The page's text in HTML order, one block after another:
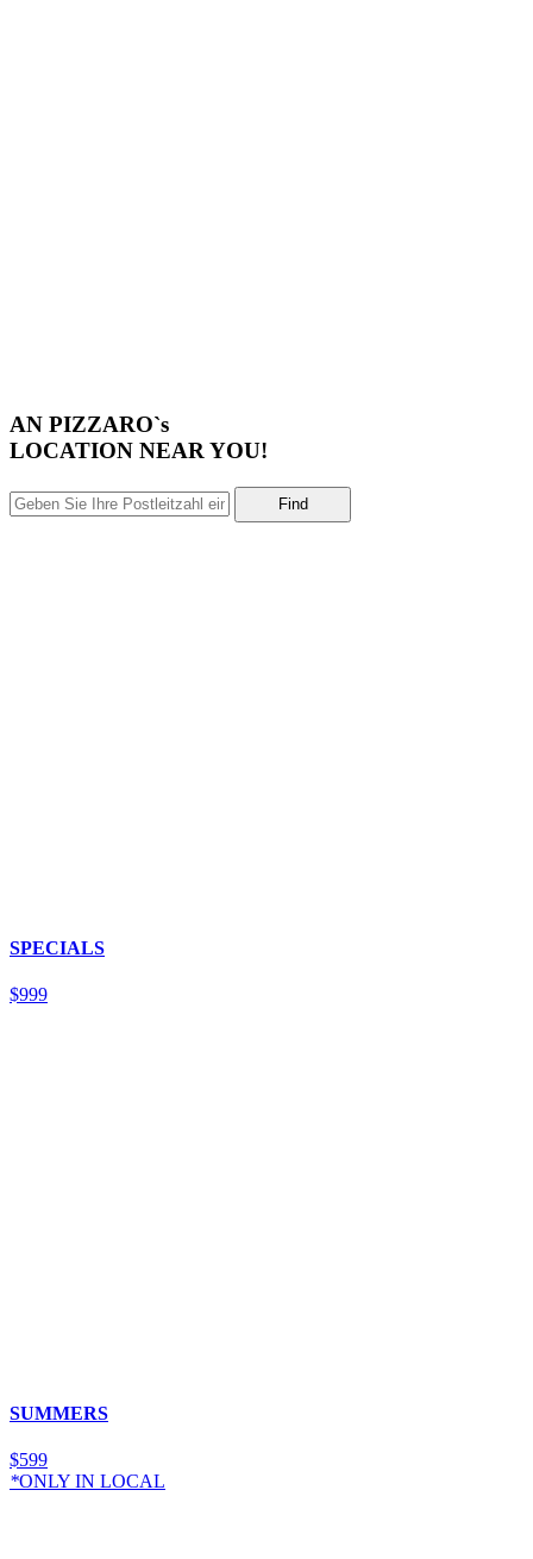
AN PIZZARO`s
LOCATION NEAR YOU!
SPECIALS
$999
SUMMERS
$599
*ONLY IN LOCAL